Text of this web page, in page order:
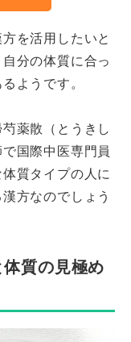
を活用したいと
分の体質に合っ
ようです。
薬散（とうきし
国際中医専門員
質タイプの人に
方なのでしょう
質の見極め